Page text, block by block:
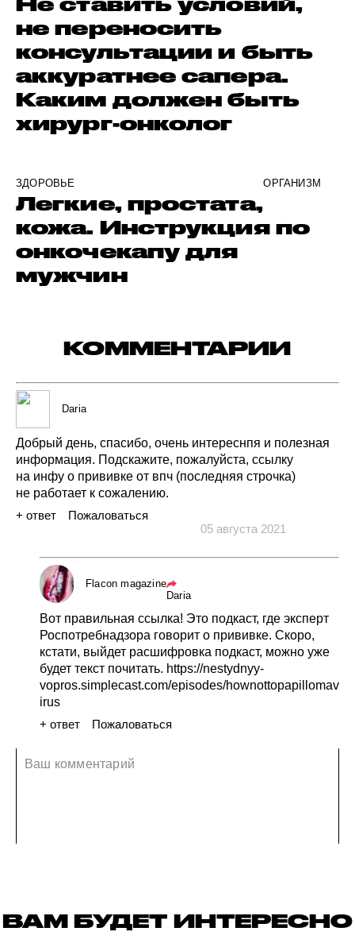
не переносить
консультации и быть
аккуратнее сапера.
Каким должен быть
хирург-онколог
ЗДОРОВЬЕ ОРГАНИЗМ
Легкие, простата,
кожа. Инструкция по
онкочекапу для
мужчин
КОММЕНТАРИИ
Daria
Добрый день, спасибо, очень интереснпя и полезная
информация. Подскажите, пожалуйста, ссылку
на инфу о прививке от впч (последняя строчка)
не работает к сожалению.
+ ответ
Пожаловаться
05 августа 2021
Flacon magazine
Daria
Вот правильная ссылка! Это подкаст, где эксперт
Роспотребнадзора говорит о прививке. Скоро,
кстати, выйдет расшифровка подкаст, можно уже
будет текст почитать. https://nestydnyy-
vopros.simplecast.com/episodes/hownottopapillomav
irus
+ ответ
Пожаловаться
ВАМ БУДЕТ ИНТЕРЕСНО